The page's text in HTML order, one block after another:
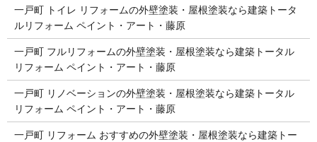
一戸町 トイレ リフォームの外壁塗装・屋根塗装なら建築トータ
ルリフォーム ペイント・アート・藤原
一戸町 フルリフォームの外壁塗装・屋根塗装なら建築トータル
リフォーム ペイント・アート・藤原
一戸町 リノベーションの外壁塗装・屋根塗装なら建築トータル
リフォーム ペイント・アート・藤原
一戸町 リフォーム おすすめの外壁塗装・屋根塗装なら建築トー